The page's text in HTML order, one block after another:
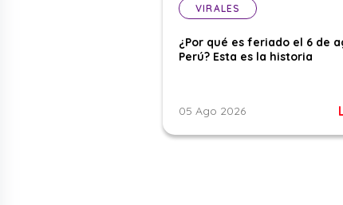
VIRALES
¿Por qué es feriado el 6 de
Perú? Esta es la historia
05 Ago 2026